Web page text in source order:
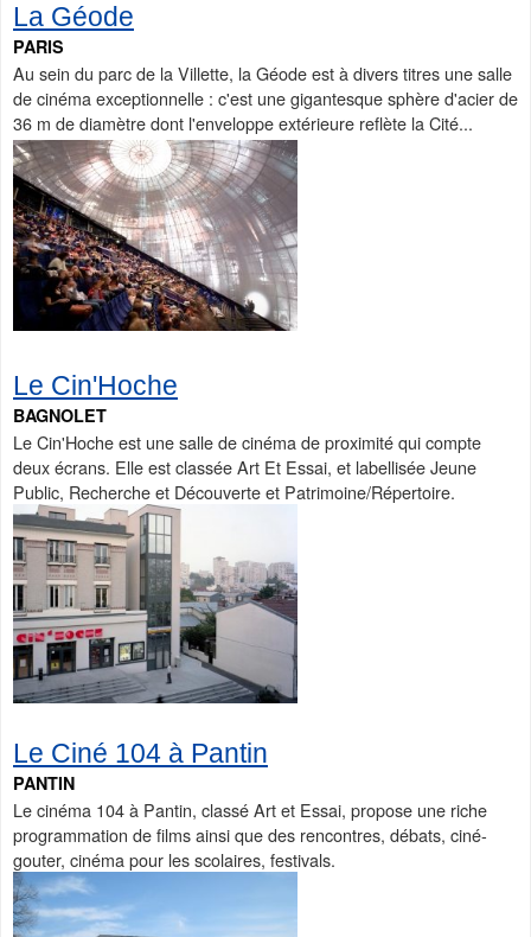
La Géode
PARIS
Au sein du parc de la Villette, la Géode est à divers titres une salle
de cinéma exceptionnelle : c'est une gigantesque sphère d'acier de
36 m de diamètre dont l'enveloppe extérieure reflète la Cité...
Le Cin'Hoche
BAGNOLET
Le Cin'Hoche est une salle de cinéma de proximité qui compte
deux écrans. Elle est classée Art Et Essai, et labellisée Jeune
Public, Recherche et Découverte et Patrimoine/Répertoire.
Le Ciné 104 à Pantin
PANTIN
Le cinéma 104 à Pantin, classé Art et Essai, propose une riche
programmation de films ainsi que des rencontres, débats, ciné-
gouter, cinéma pour les scolaires, festivals.